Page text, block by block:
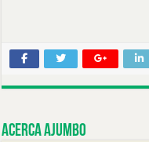
Acerca ajumbo